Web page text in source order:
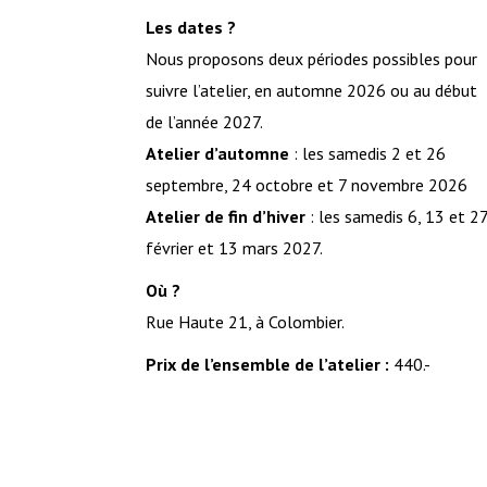
Les dates ?
Nous proposons deux périodes possibles pour
suivre l’atelier, en automne 2026 ou au début
de l’année 2027.
Atelier d’automne : les samedis 2 et 26
septembre, 24 octobre et 7 novembre 2026
Atelier de fin d’hiver : les samedis 6, 13 et
février et 13 mars 2027.
Où ?
Rue Haute 21, à Colombier.
Prix de l’ensemble de l’atelier : 440.-